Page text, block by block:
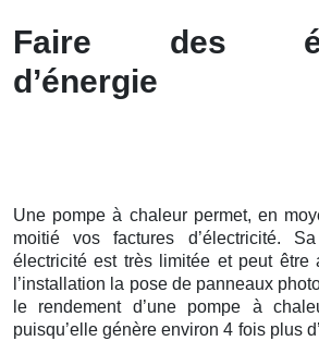
Faire des
d’énergie
Une pompe à chaleur permet, en
moitié vos factures d’électricité.
électricité est très limitée et peut
l’installation la pose de panneaux
le rendement d’une pompe à
puisqu’elle génère environ 4 fois plus